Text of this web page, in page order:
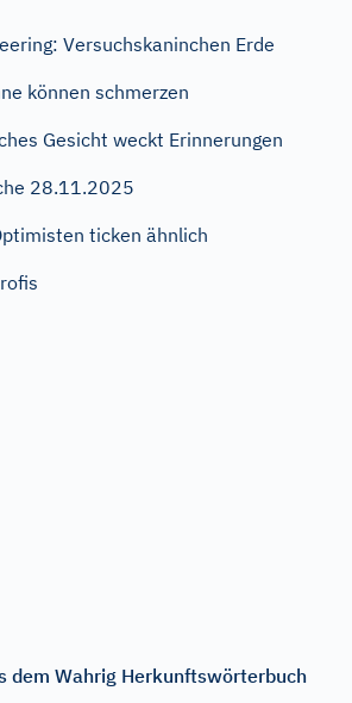
Versuchskaninchen Erde
können schmerzen
Gesicht weckt Erinnerungen
28.11.2025
ticken ähnlich
dem Wahrig Herkunftswörterbuch